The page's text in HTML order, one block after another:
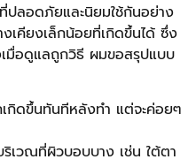
ที่ปลอดภัยและนิยมใช้กันอย่าง
เคียงเล็กน้อยที่เกิดขึ้นได้ ซึ่ง
มื่อดูแลถูกวิธี ผมขอสรุปแบบ
กิดขึ้นทันทีหลังทำ แต่จะค่อยๆ
ริเวณที่ผิวบอบบาง เช่น ใต้ตา